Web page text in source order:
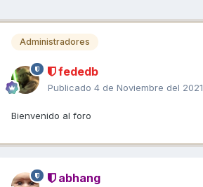
Administradores
fededb
Publicado 4 de Noviembre del 2021
Bienvenido al foro
abhang